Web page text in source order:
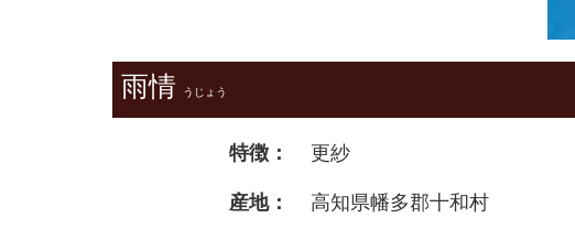
雨情 うじょう
特徴： 更紗
産地： 高知県幡多郡十和村